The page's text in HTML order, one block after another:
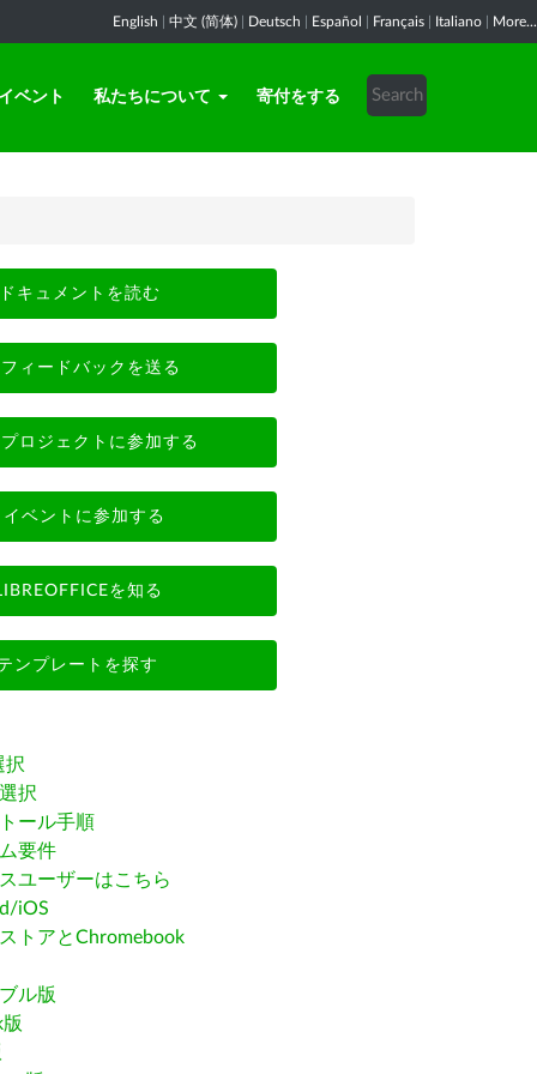
English 中文 (简体) Deutsch Español Français Italiano More...
イベント 私たちについて 寄付をする
ドキュメントを読む
フィードバックを送る
プロジェクトに参加する
イベントに参加する
を知る
ンプレートを探す
択
択
ール手順
要件
ユーザーはこちら
iOS
トアとChromebook
ル版